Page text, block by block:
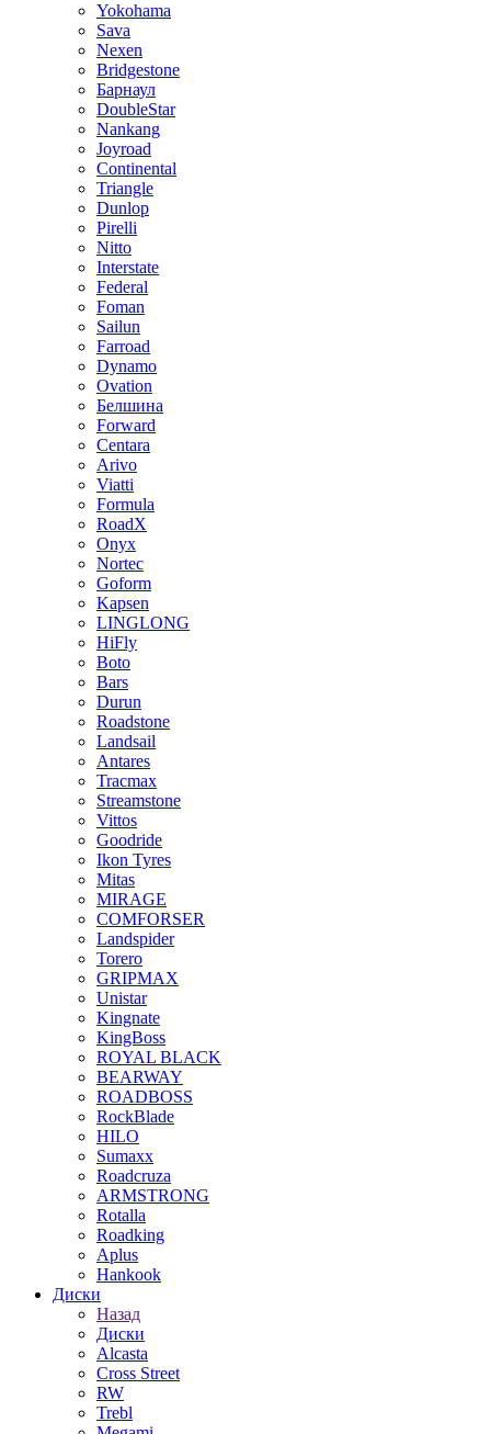
Yokohama
Sava
Nexen
Bridgestone
Барнаул
DoubleStar
Nankang
Joyroad
Continental
Triangle
Dunlop
Pirelli
Nitto
Interstate
Federal
Foman
Sailun
Farroad
Dynamo
Ovation
Белшина
Forward
Centara
Arivo
Viatti
Formula
RoadX
Onyx
Nortec
Goform
Kapsen
LINGLONG
HiFly
Boto
Bars
Durun
Roadstone
Landsail
Antares
Tracmax
Streamstone
Vittos
Goodride
Ikon Tyres
Mitas
MIRAGE
COMFORSER
Landspider
Torero
GRIPMAX
Unistar
Kingnate
KingBoss
ROYAL BLACK
BEARWAY
ROADBOSS
RockBlade
HILO
Sumaxx
Roadcruza
ARMSTRONG
Rotalla
Roadking
Aplus
Hankook
Диски
Назад
Диски
Alcasta
Cross Street
RW
Trebl